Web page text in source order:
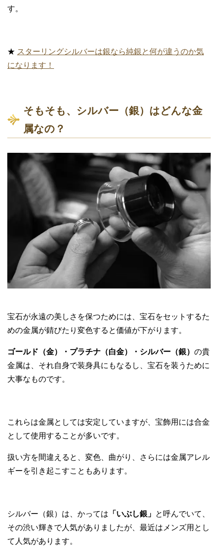
す。
★ スターリングシルバーは銀なら純銀と何が違うのか気
になります！
そもそも、シルバー（銀）はどんな金
属なの？
宝石が永遠の美しさを保つためには、宝石をセットするた
めの金属が錆びたり変色すると価値が下がります。
ゴールド（金）・プラチナ（白金）・シルバー（銀） の貴
金属は、それ自身で装身具にもなるし、宝石を装うために
大事なものです。
これらは金属としては安定していますが、宝飾用には合金
として使用することが多いです。
扱い方を間違えると、変色、曲がり、さらには金属アレル
ギーを引き起こすこともあります。
シルバー（銀）は、かっては 「いぶし銀」 と呼んでいて、
その渋い輝きで人気がありましたが、最近はメンズ用とし
て人気があります。